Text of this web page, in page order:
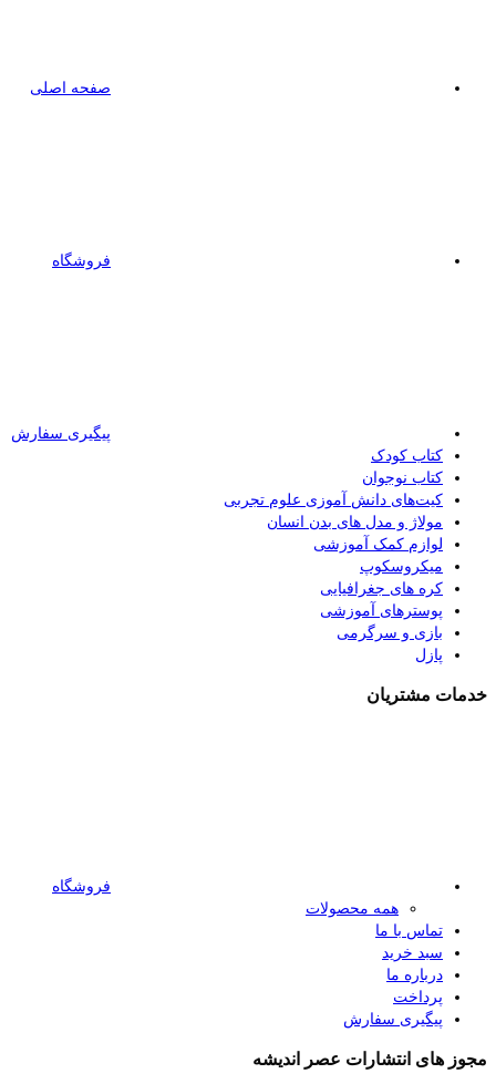
صفحه اصلی
فروشگاه
پیگیری سفارش
کتاب کودک
کتاب نوجوان
کیت‌های دانش آموزی علوم تجربی
مولاژ و مدل های بدن انسان
لوازم کمک آموزشی
میکروسکوپ
کره های جغرافیایی
پوسترهای آموزشی
بازی و سرگرمی
پازل
خدمات مشتریان
فروشگاه
همه محصولات
تماس با ما
سبد خرید
درباره ما
پرداخت
پیگیری سفارش
مجوز های انتشارات عصر اندیشه